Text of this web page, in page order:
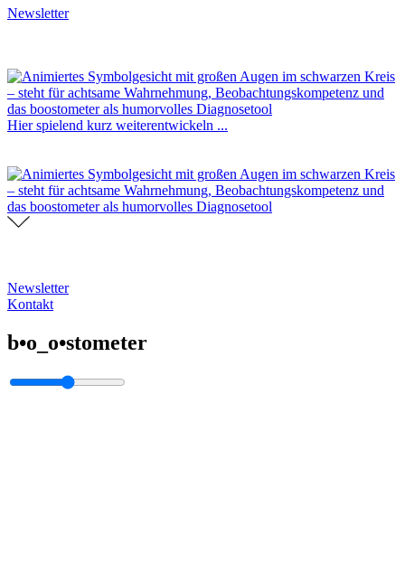
Newsletter
Hier spielend kurz weiterentwickeln ...
Newsletter
Kontakt
b•o_o•stometer